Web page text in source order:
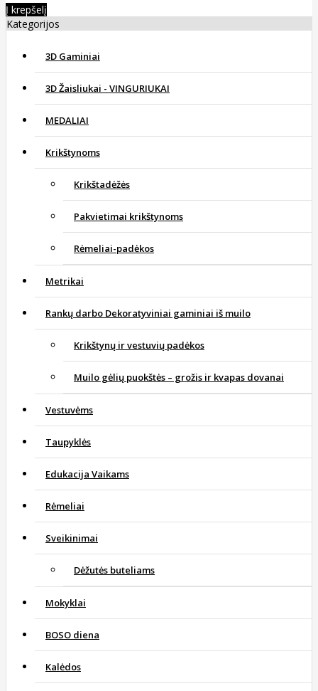
Į krepšelį
Kategorijos
3D Gaminiai
3D Žaisliukai - VINGURIUKAI
MEDALIAI
Krikštynoms
Krikštadėžės
Pakvietimai krikštynoms
Rėmeliai-padėkos
Metrikai
Rankų darbo Dekoratyviniai gaminiai iš muilo
Krikštynų ir vestuvių padėkos
Muilo gėlių puokštės – grožis ir kvapas dovanai
Vestuvėms
Taupyklės
Edukacija Vaikams
Rėmeliai
Sveikinimai
Dėžutės buteliams
Mokyklai
BOSO diena
Kalėdos